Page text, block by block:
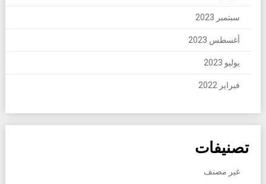
سبتمبر 2023
أغسطس 2023
يوليو 2023
فبراير 2022
تصنيفات
غير مصنف